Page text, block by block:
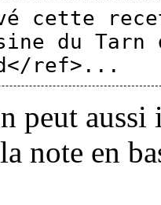
cette
du Tarn
peut aussi
note en